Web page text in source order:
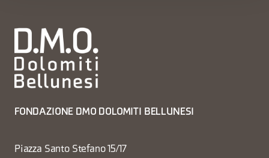
FONDAZIONE DMO DOLOMITI BELLUNESI
Piazza Santo Stefano 15/17